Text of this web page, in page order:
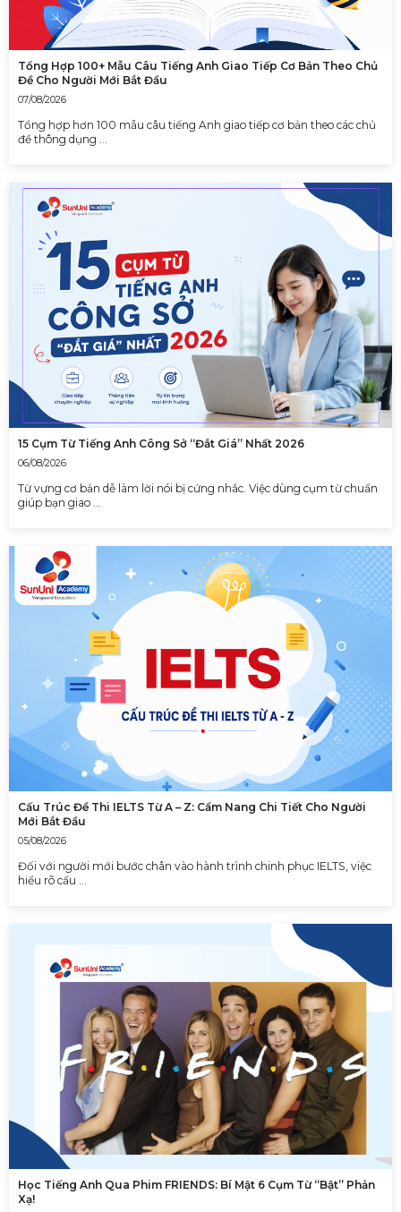
Tổng Hợp 100+ Mẫu Câu Tiếng Anh Giao Tiếp Cơ Bản Theo Chủ
Đề Cho Người Mới Bắt Đầu
07/08/2026
Tổng hợp hơn 100 mẫu câu tiếng Anh giao tiếp cơ bản theo các chủ
đề thông dụng …
15 Cụm Từ Tiếng Anh Công Sở “Đắt Giá” Nhất 2026
06/08/2026
Từ vựng cơ bản dễ làm lời nói bị cứng nhắc. Việc dùng cụm từ chuẩn
giúp bạn giao …
Cấu Trúc Đề Thi IELTS Từ A – Z: Cẩm Nang Chi Tiết Cho Người
Mới Bắt Đầu
05/08/2026
Đối với người mới bước chân vào hành trình chinh phục IELTS, việc
hiểu rõ cấu …
Học Tiếng Anh Qua Phim FRIENDS: Bí Mật 6 Cụm Từ “Bật” Phản
Xạ!